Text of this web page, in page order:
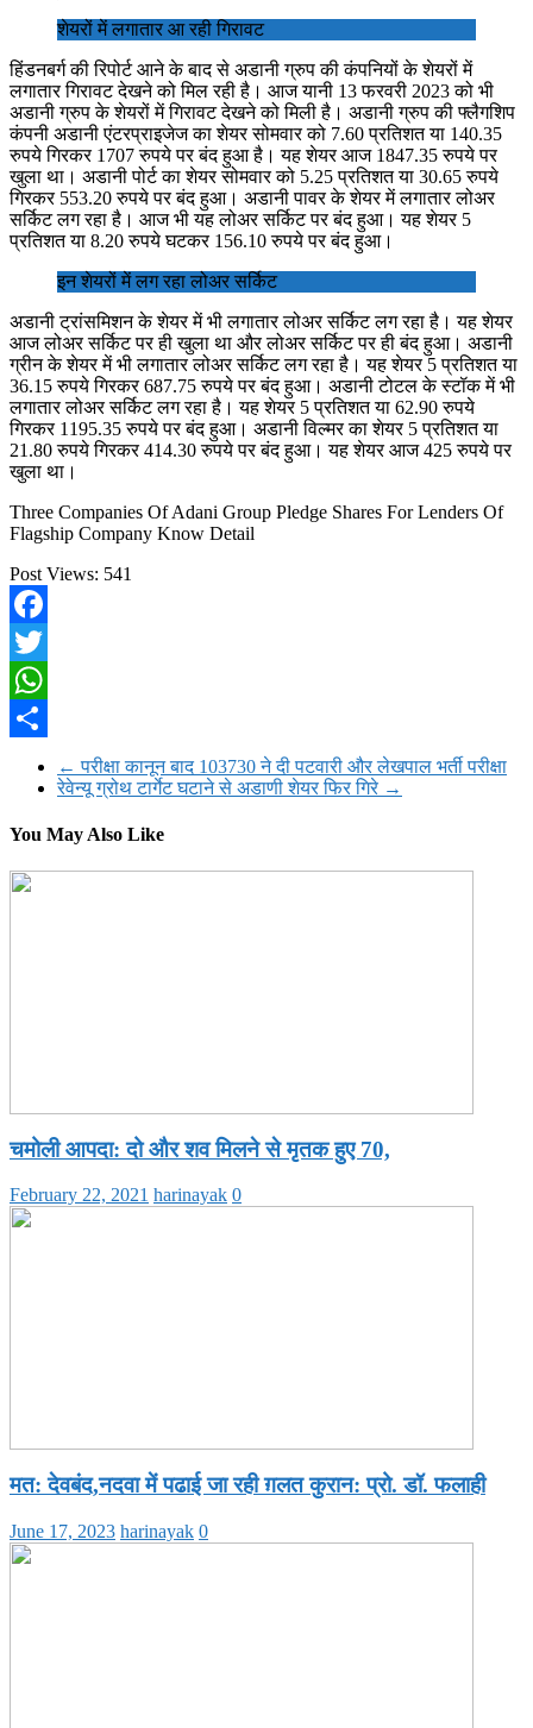
शेयरों में लगातार आ रही गिरावट
हिंडनबर्ग की रिपोर्ट आने के बाद से अडानी ग्रुप की कंपनियों के शेयरों में
लगातार गिरावट देखने को मिल रही है। आज यानी 13 फरवरी 2023 को भी
अडानी ग्रुप के शेयरों में गिरावट देखने को मिली है। अडानी ग्रुप की फ्लैगशिप
कंपनी अडानी एंटरप्राइजेज का शेयर सोमवार को 7.60 प्रतिशत या 140.35
रुपये गिरकर 1707 रुपये पर बंद हुआ है। यह शेयर आज 1847.35 रुपये पर
खुला था। अडानी पोर्ट का शेयर सोमवार को 5.25 प्रतिशत या 30.65 रुपये
गिरकर 553.20 रुपये पर बंद हुआ। अडानी पावर के शेयर में लगातार लोअर
सर्किट लग रहा है। आज भी यह लोअर सर्किट पर बंद हुआ। यह शेयर 5
प्रतिशत या 8.20 रुपये घटकर 156.10 रुपये पर बंद हुआ।
इन शेयरों में लग रहा लोअर सर्किट
अडानी ट्रांसमिशन के शेयर में भी लगातार लोअर सर्किट लग रहा है। यह शेयर
आज लोअर सर्किट पर ही खुला था और लोअर सर्किट पर ही बंद हुआ। अडानी
ग्रीन के शेयर में भी लगातार लोअर सर्किट लग रहा है। यह शेयर 5 प्रतिशत या
36.15 रुपये गिरकर 687.75 रुपये पर बंद हुआ। अडानी टोटल के स्टॉक में भी
लगातार लोअर सर्किट लग रहा है। यह शेयर 5 प्रतिशत या 62.90 रुपये
गिरकर 1195.35 रुपये पर बंद हुआ। अडानी विल्मर का शेयर 5 प्रतिशत या
21.80 रुपये गिरकर 414.30 रुपये पर बंद हुआ। यह शेयर आज 425 रुपये पर
खुला था।
Three Companies Of Adani Group Pledge Shares For Lenders Of
Flagship Company Know Detail
Post Views: 541
Facebook
Twitter
WhatsApp
← परीक्षा कानून बाद 103730 ने दी पटवारी और लेखपाल भर्ती परीक्षा
रेवेन्यू ग्रोथ टार्गेट घटाने से अडाणी शेयर फिर गिरे →
You May Also Like
चमोली आपदा: दो और शव मिलने से मृतक हुए 70,
February 22, 2021 harinayak 0
मत: देवबंद,नदवा में पढाई जा रही ग़लत कुरान: प्रो. डॉ. फलाही
June 17, 2023 harinayak 0